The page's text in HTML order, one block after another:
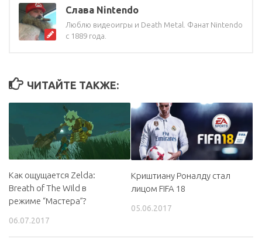
Метки: Go Vacation Nintendo Switch
Люблю видеоигры и Death Metal. Фанат Nintendo
ЧИТАЙТЕ ТАКЖЕ: